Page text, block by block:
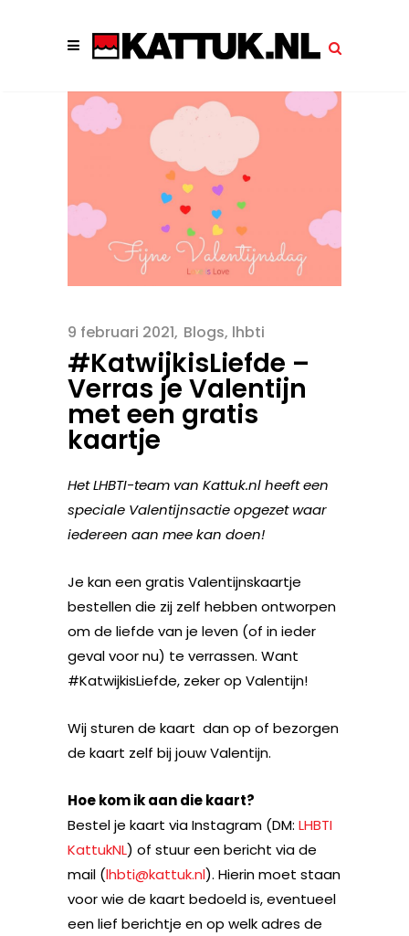
9 februari 2021 Blogs, lhbti
#KatwijkisLiefde –
Verras je Valentijn
met een gratis
kaartje
Het LHBTI-team van Kattuk.nl heeft een
speciale Valentijnsactie opgezet waar
iedereen aan mee kan doen!
Je kan een gratis Valentijnskaartje
bestellen die zij zelf hebben ontworpen
om de liefde van je leven (of in ieder
geval voor nu) te verrassen. Want
#KatwijkisLiefde, zeker op Valentijn!
Wij sturen de kaart dan op of bezorgen
de kaart zelf bij jouw Valentijn.
Hoe kom ik aan die kaart?
Bestel je kaart via Instagram (DM: LHBTI
KattukNL) of stuur een bericht via de
mail (lhbti@kattuk.nl). Hierin moet staan
voor wie de kaart bedoeld is, eventueel
een lief berichtje en op welk adres de